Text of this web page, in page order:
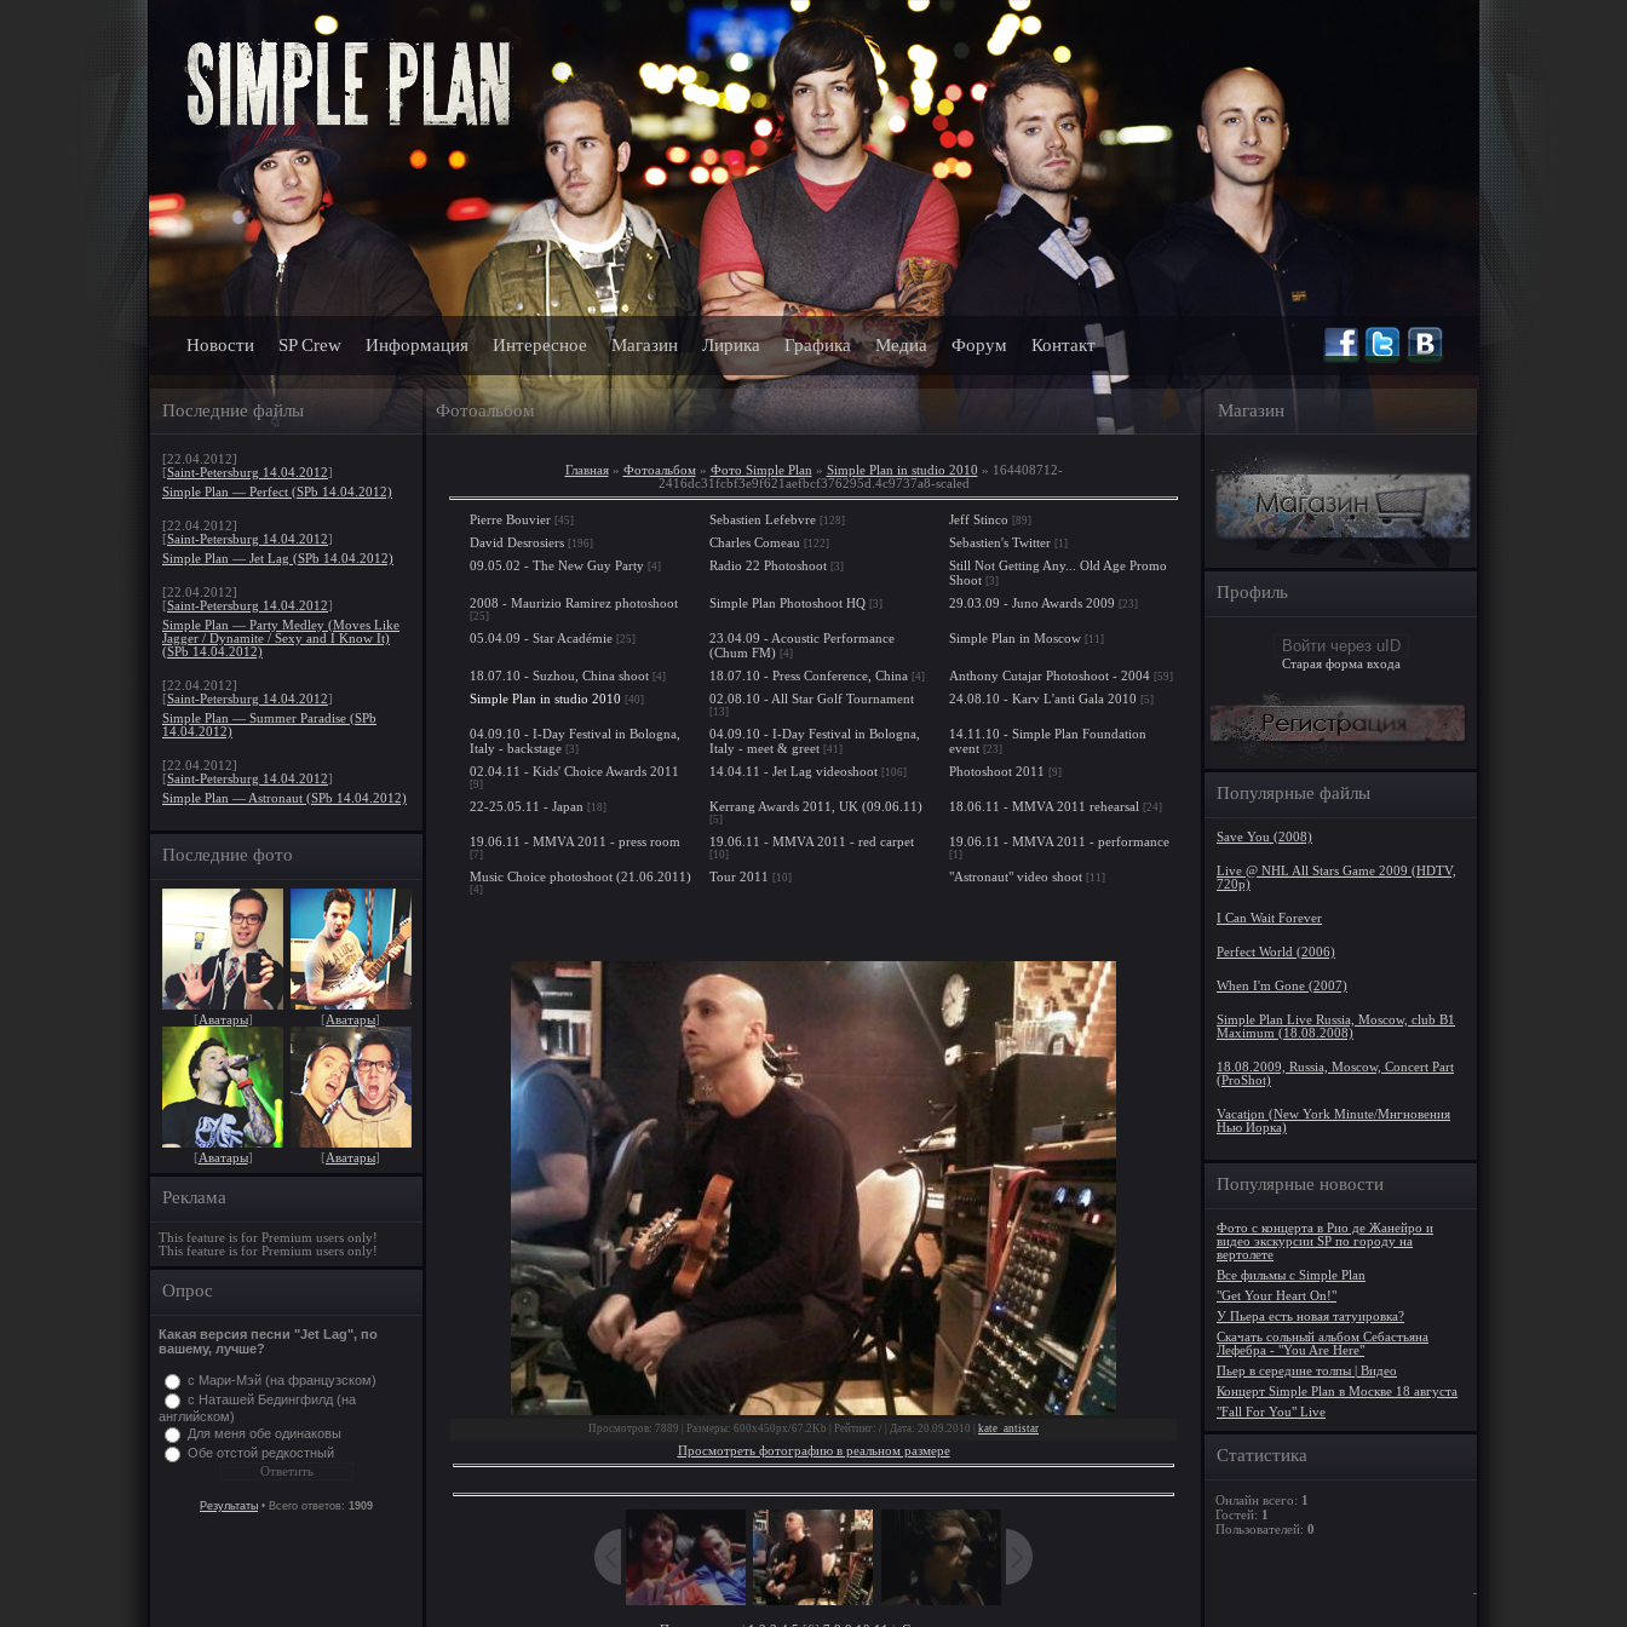
Новости SP Crew Информация Интересное Магазин Лирика Графика Медиа Форум Контакт
Последние файлы Фотоальбом Магазин
[22.04.2012]
[Saint-Petersburg 14.04.2012]
Simple Plan — Perfect (SPb 14.04.2012)
[22.04.2012]
[Saint-Petersburg 14.04.2012]
Simple Plan — Jet Lag (SPb 14.04.2012)
[22.04.2012]
[Saint-Petersburg 14.04.2012]
Simple Plan — Party Medley (Moves Like
Jagger / Dynamite / Sexy and I Know It)
(SPb 14.04.2012)
[22.04.2012]
[Saint-Petersburg 14.04.2012]
Simple Plan — Summer Paradise (SPb
14.04.2012)
[22.04.2012]
[Saint-Petersburg 14.04.2012]
Simple Plan — Astronaut (SPb 14.04.2012)
Последние фото
[Аватары] [Аватары]
[Аватары] [Аватары]
Реклама
This feature is for Premium users only!
This feature is for Premium users only!
Опрос
Какая версия песни "Jet Lag", по
вашему, лучше?
с Мари-Мэй (на французском)
с Наташей Бедингфилд (на
английском)
Для меня обе одинаковы
Обе отстой редкостный
Результаты • Всего ответов: 1909
Главная» Фотоальбом» Фото Simple Plan » Simple Plan in studio 2010 » 164408712-
2416dc31fcbf3e9f621aefbcf376295d.4c9737a8-scaled
Pierre Bouvier [45] Sebastien Lefebvre [128] Jeff Stinco [89]
David Desrosiers [196] Charles Comeau [122] Sebastien's Twitter [1]
09.05.02 - The New Guy Party [4] Radio 22 Photoshoot [3]
Still Not Getting Any... Old Age Promo
Shoot [3]
2008 - Maurizio Ramirez photoshoot
[25]
Simple Plan Photoshoot HQ [3] 29.03.09 - Juno Awards 2009 [23]
05.04.09 - Star Académie [25]
23.04.09 - Acoustic Performance
(Chum FM) [4]
Simple Plan in Moscow [11]
18.07.10 - Suzhou, China shoot [4] 18.07.10 - Press Conference, China [4] Anthony Cutajar Photoshoot - 2004 [59]
Simple Plan in studio 2010 [40] 02.08.10 - All Star Golf Tournament
[13]
24.08.10 - Karv L'anti Gala 2010 [5]
04.09.10 - I-Day Festival in Bologna,
Italy - backstage [3]
04.09.10 - I-Day Festival in Bologna,
Italy - meet & greet [41]
14.11.10 - Simple Plan Foundation
event [23]
02.04.11 - Kids' Choice Awards 2011
[9]
14.04.11 - Jet Lag videoshoot [106] Photoshoot 2011 [9]
22-25.05.11 - Japan [18] Kerrang Awards 2011, UK (09.06.11)
[5]
18.06.11 - MMVA 2011 rehearsal [24]
19.06.11 - MMVA 2011 - press room
[7]
19.06.11 - MMVA 2011 - red carpet
[10]
19.06.11 - MMVA 2011 - performance
[1]
Music Choice photoshoot (21.06.2011)
[4]
Tour 2011 [10] "Astronaut" video shoot [11]
Просмотров: 7889 | Размеры: 600x450px/67.2Kb | Рейтинг: / | Дата: 20.09.2010 | kate_antistar
Просмотреть фотографию в реальном размере
Профиль
Войти через uID
Старая форма входа
Популярные файлы
Save You (2008)
Live @ NHL All Stars Game 2009 (HDTV,
720p)
I Can Wait Forever
Perfect World (2006)
When I'm Gone (2007)
Simple Plan Live Russia, Moscow, club B1
Maximum (18.08.2008)
18.08.2009, Russia, Moscow, Concert Part
(ProShot)
Vacation (New York Minute/Мнгновения
Нью Йорка)
Популярные новости
Фото с концерта в Рио де Жанейро и
видео экскурсии SP по городу на
вертолете
Все фильмы с Simple Plan
"Get Your Heart On!"
У Пьера есть новая татуировка?
Скачать сольный альбом Себастьяна
Лефебра - "You Are Here"
Пьер в середине толпы | Видео
Концерт Simple Plan в Москве 18 августа
"Fall For You" Live
Статистика
Онлайн всего: 1
Гостей: 1
Пользователей: 0